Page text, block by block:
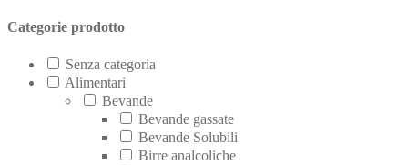
Categorie prodotto
Senza categoria
Alimentari
Bevande
Bevande gassate
Bevande Solubili
Birre analcoliche